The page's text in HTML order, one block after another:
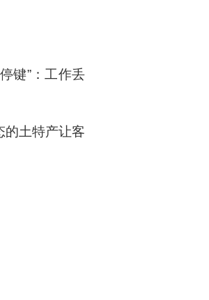
键”：工作丢
的土特产让客